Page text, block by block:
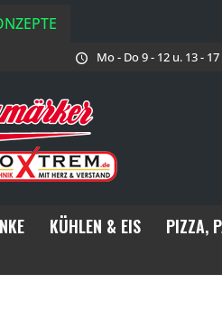
Mo - Do 9 - 12 u. 13 -
KÜHLEN & EIS PIZZA,